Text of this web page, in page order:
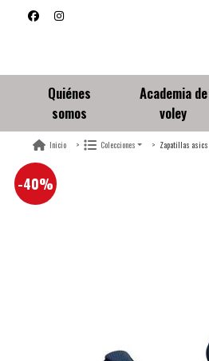
Quiénes
somos
Academia de
voley
Inicio Colecciones Zapatillas asics
-40%